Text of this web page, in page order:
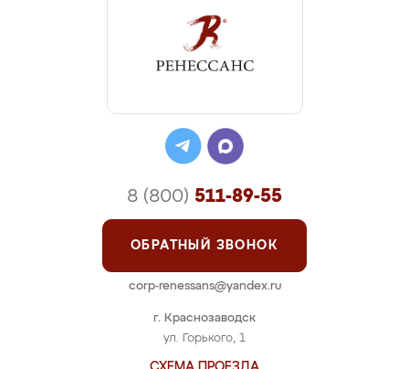
г. Краснозаводск
ул. Горького, 1
8 (800) 511-89-55
ОБРАТНЫЙ ЗВОНОК
corp-renessans@yandex.ru